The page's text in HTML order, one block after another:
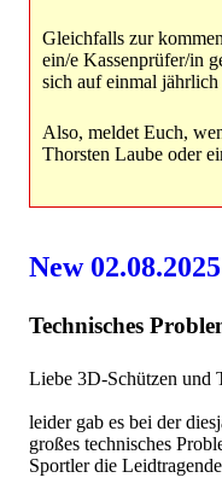
Gleichfalls zur
ein/e Kassenprüfer/in
sich auf einmal
Also, meldet Euch,
Thorsten Laube oder
New
Technisches
Liebe 3D-Schützen und
leider gab es bei der
großes technisches
Sportler die